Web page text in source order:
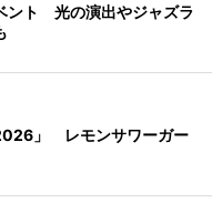
ント 光の演出やジャズラ
」 レモンサワーガー